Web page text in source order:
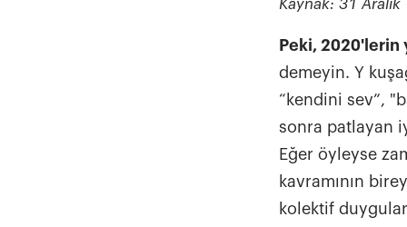
Kaynak: 31
Peki, 2020'lerin
demeyin. Y
“kendini sev”,
sonra patlayan
Eğer öyleyse
kavramının
kolektif